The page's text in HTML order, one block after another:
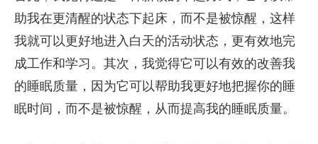
助我在更清醒的状态下起床，而不是被惊醒，这样
我就可以更好地进入白天的活动状态，更有效地完
成工作和学习。其次，我觉得它可以有效的改善我
的睡眠质量，因为它可以帮助我更好地把握你的睡
眠时间，而不是被惊醒，从而提高我的睡眠质量。